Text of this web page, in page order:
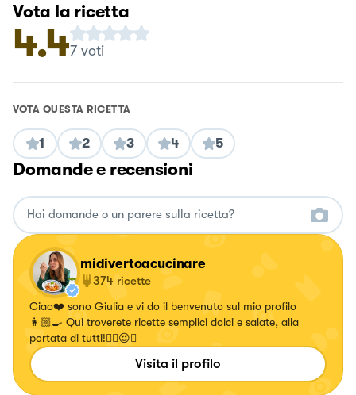
Vota la ricetta
4.47voti
VOTA QUESTA RICETTA
1 2 3 4 5
Domande e recensioni
midivertoacucinare
374 ricette
Ciao❤️ sono Giulia e vi do il benvenuto sul mio profilo
👩🏼‍🍳 Qui troverete ricette semplici dolci e salate, alla
portata di tutti!✌🏼😍🍝
Visita il profilo